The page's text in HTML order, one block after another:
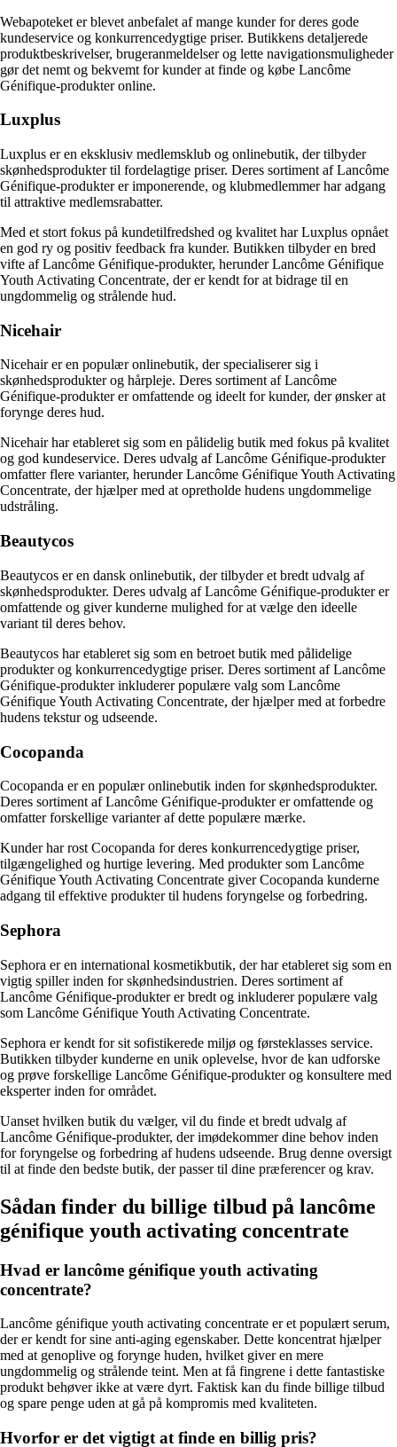
Webapoteket er blevet anbefalet af mange kunder for deres gode
kundeservice og konkurrencedygtige priser. Butikkens detaljerede
produktbeskrivelser, brugeranmeldelser og lette navigationsmuligheder
gør det nemt og bekvemt for kunder at finde og købe Lancôme
Génifique-produkter online.
Luxplus
Luxplus er en eksklusiv medlemsklub og onlinebutik, der tilbyder
skønhedsprodukter til fordelagtige priser. Deres sortiment af Lancôme
Génifique-produkter er imponerende, og klubmedlemmer har adgang
til attraktive medlemsrabatter.
Med et stort fokus på kundetilfredshed og kvalitet har Luxplus opnået
en god ry og positiv feedback fra kunder. Butikken tilbyder en bred
vifte af Lancôme Génifique-produkter, herunder Lancôme Génifique
Youth Activating Concentrate, der er kendt for at bidrage til en
ungdommelig og strålende hud.
Nicehair
Nicehair er en populær onlinebutik, der specialiserer sig i
skønhedsprodukter og hårpleje. Deres sortiment af Lancôme
Génifique-produkter er omfattende og ideelt for kunder, der ønsker at
forynge deres hud.
Nicehair har etableret sig som en pålidelig butik med fokus på kvalitet
og god kundeservice. Deres udvalg af Lancôme Génifique-produkter
omfatter flere varianter, herunder Lancôme Génifique Youth Activating
Concentrate, der hjælper med at opretholde hudens ungdommelige
udstråling.
Beautycos
Beautycos er en dansk onlinebutik, der tilbyder et bredt udvalg af
skønhedsprodukter. Deres udvalg af Lancôme Génifique-produkter er
omfattende og giver kunderne mulighed for at vælge den ideelle
variant til deres behov.
Beautycos har etableret sig som en betroet butik med pålidelige
produkter og konkurrencedygtige priser. Deres sortiment af Lancôme
Génifique-produkter inkluderer populære valg som Lancôme
Génifique Youth Activating Concentrate, der hjælper med at forbedre
hudens tekstur og udseende.
Cocopanda
Cocopanda er en populær onlinebutik inden for skønhedsprodukter.
Deres sortiment af Lancôme Génifique-produkter er omfattende og
omfatter forskellige varianter af dette populære mærke.
Kunder har rost Cocopanda for deres konkurrencedygtige priser,
tilgængelighed og hurtige levering. Med produkter som Lancôme
Génifique Youth Activating Concentrate giver Cocopanda kunderne
adgang til effektive produkter til hudens foryngelse og forbedring.
Sephora
Sephora er en international kosmetikbutik, der har etableret sig som en
vigtig spiller inden for skønhedsindustrien. Deres sortiment af
Lancôme Génifique-produkter er bredt og inkluderer populære valg
som Lancôme Génifique Youth Activating Concentrate.
Sephora er kendt for sit sofistikerede miljø og førsteklasses service.
Butikken tilbyder kunderne en unik oplevelse, hvor de kan udforske
og prøve forskellige Lancôme Génifique-produkter og konsultere med
eksperter inden for området.
Uanset hvilken butik du vælger, vil du finde et bredt udvalg af
Lancôme Génifique-produkter, der imødekommer dine behov inden
for foryngelse og forbedring af hudens udseende. Brug denne oversigt
til at finde den bedste butik, der passer til dine præferencer og krav.
Sådan finder du billige tilbud på lancôme
génifique youth activating concentrate
Hvad er lancôme génifique youth activating
concentrate?
Lancôme génifique youth activating concentrate er et populært serum,
der er kendt for sine anti-aging egenskaber. Dette koncentrat hjælper
med at genoplive og forynge huden, hvilket giver en mere
ungdommelig og strålende teint. Men at få fingrene i dette fantastiske
produkt behøver ikke at være dyrt. Faktisk kan du finde billige tilbud
og spare penge uden at gå på kompromis med kvaliteten.
Hvorfor er det vigtigt at finde en billig pris?